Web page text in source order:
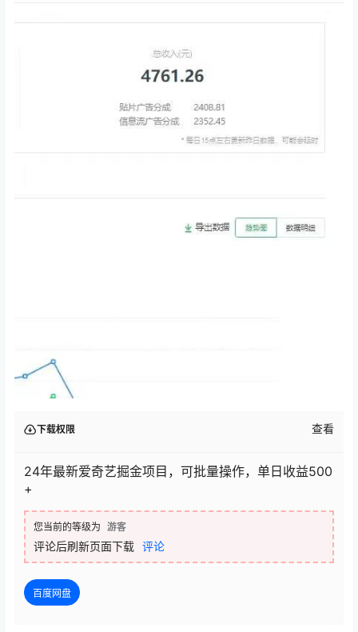
下载权限 查看
24年最新爱奇艺掘金项目，可批量操作，单日收益500
+
您当前的等级为 游客
评论后刷新页面下载 评论
百度网盘